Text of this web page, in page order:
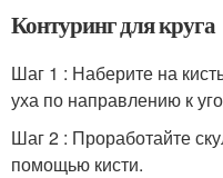
Контуринг для круга
Шаг 1 : Наберите на
уха по направлению к
Шаг 2 : Проработайте
помощью кисти.